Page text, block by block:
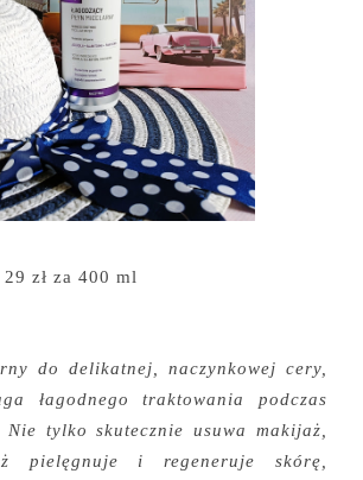
zł za 400 ml
do delikatnej, naczynkowej cery,
łagodnego traktowania podczas
Nie tylko skutecznie usuwa makijaż,
pielęgnuje i regeneruje skórę,